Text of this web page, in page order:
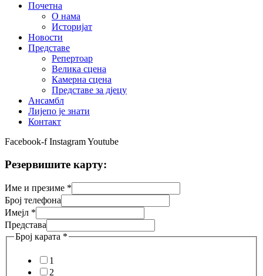
Почетна
О нама
Историјат
Новости
Представе
Репертоар
Велика сцена
Камерна сцена
Представе за дјецу
Ансамбл
Лијепо је знати
Контакт
Facebook-f InstagramYoutube
Резервишите карту:
Име и презиме *
Број телефона
Имејл *
Представа
Број карата *
1
2